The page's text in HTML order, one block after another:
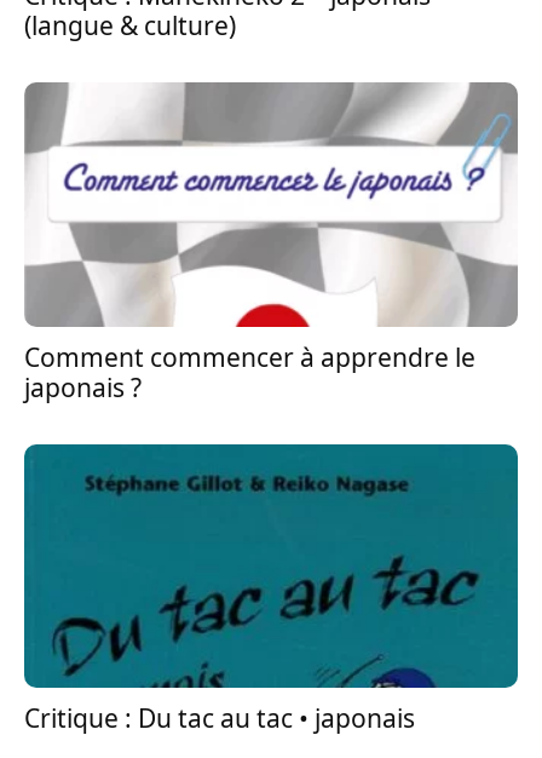
(langue & culture)
Comment commencer à apprendre le
japonais ?
Critique : Du tac au tac • japonais